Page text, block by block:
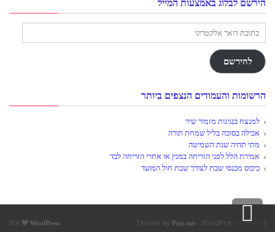
הירשם לבלוג באמצעות המייל
אלקטרוני
להירשם
הרשומות והעמודים הנצפים ביותר
למנצח בנגינות מזמור שיר
אכילה בסוכה בליל שמחת תורה
מתי תהיה שנת השמיטה
אמירת הלל לפני הזריחה במנין או אחרי הזריחה לבד
כיבוס מכנסי שבת לצורך שבת חול המועד
Theme by Pojo.me - WordPress Themes
We WordPress